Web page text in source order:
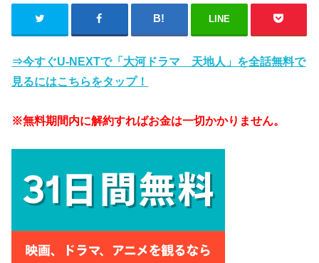
LINE
⇒今すぐU-NEXTで「大河ドラマ 天地人」を全話無料で
見るにはこちらをタップ！
※無料期間内に解約すればお金は一切かかりません。